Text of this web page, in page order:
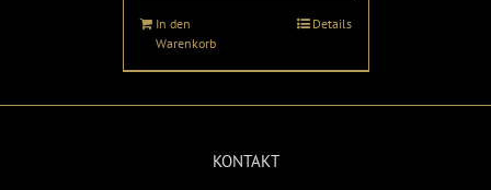
In den
Warenkorb
Details
KONTAKT